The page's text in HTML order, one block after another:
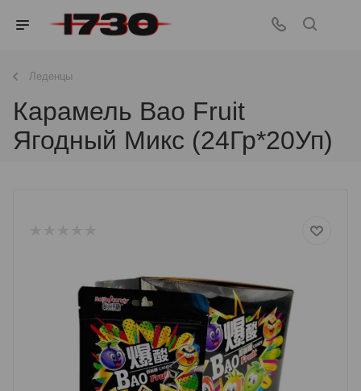
Леденцы
Карамель Bao Fruit
Ягодный Микс (24Гр*20Уп)